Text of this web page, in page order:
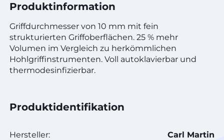
Produktinformation
Griffdurchmesser von 10 mm mit fein
strukturierten Griffoberflächen. 25 % mehr
Volumen im Vergleich zu herkömmlichen
Hohlgriffinstrumenten. Voll autoklavierbar und
thermodesinfizierbar.
Produktidentifikation
Hersteller: Carl Martin